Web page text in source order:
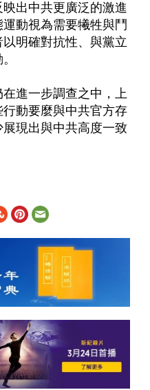
出中共更廣泛的激進
動視為需要犧牲與鬥
明確對抗性、與黨立
進一步調查之中，上
動要麼與中共官方存
現出與中共高度一致